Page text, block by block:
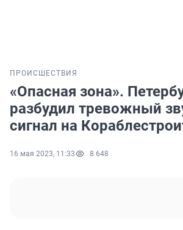
ПРОИСШЕСТВИЯ
«Опасная зона».
разбудил тревожный
сигнал на
16 мая 2023, 11:33 8 648